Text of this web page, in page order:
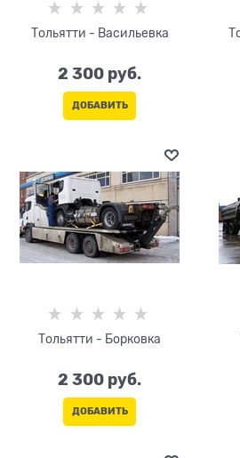
Тольятти - Васильевка
2 300 руб.
ДОБАВИТЬ
Тольятти - Борковка
2 300 руб.
ДОБАВИТЬ